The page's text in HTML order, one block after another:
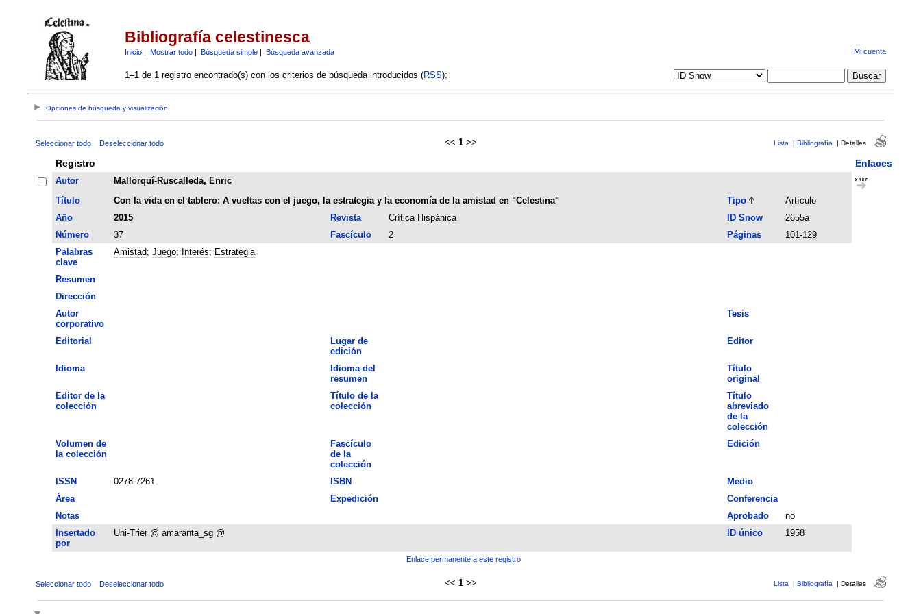
Bibliografía celestinesca
Inicio| Mostrar todo| Búsqueda simple| Búsqueda avanzada Mi cuenta
1–1 de 1 registro encontrado(s) con los criterios de búsqueda introducidos (RSS):
Opciones de búsqueda y visualización
Seleccionar todo Deseleccionar todo << 1 >> Lista | Bibliografía | Detalles
Registro Enlaces
Autor
Mallorquí-Ruscalleda, Enric
Título
Con la vida en el tablero: A vueltas con el juego, la estrategia y la economía de la amistad en "Celestina" Tipo
Artículo
Año
2015 Revista Crítica Hispánica ID Snow
2655a
Número
37 Fascículo 2 Páginas
101-129
Palabras
clave
Amistad; Juego; Interés; Estrategia
Resumen
Dirección
Autor
corporativo
Tesis
Editorial
Lugar de
edición
Editor
Idioma
Idioma del
resumen
Título
original
Editor de la
colección
Título de la
colección
Título
abreviado
de la
colección
Volumen de
la colección
Fascículo
de la
colección
Edición
ISSN 0278-7261 ISBN
Medio
Área
Expedición
Conferencia
Notas
Aprobado
no
Insertado
por
Uni-Trier @ amaranta_sg @ ID único 1958
Enlace permanente a este registro
Seleccionar todo Deseleccionar todo << 1 >> Lista | Bibliografía | Detalles